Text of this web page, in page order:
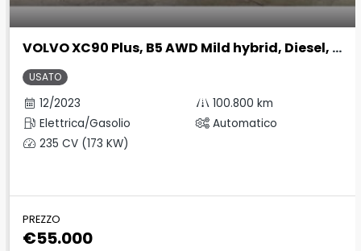
VOLVO XC90 Plus, B5 AWD Mild hybrid, Diesel, Bright, 7 Sedili
USATO
12/2023
100.800 km
Elettrica/Gasolio
Automatico
235 CV (173 KW)
PREZZO
€55.000